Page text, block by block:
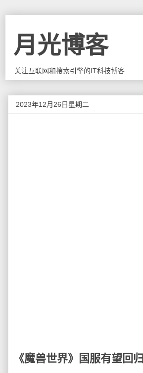
月光博客
关注互联网和搜索引擎的IT科技博客
2023年12月26日星期二
《魔兽世界》国服有望回归